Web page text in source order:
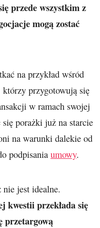
przede wszystkim z
mogą zostać
na przykład wśród
przygotowują się
w ramach swojej
porażki już na starcie
na warunki dalekie od
podpisania umowy.
jest idealne.
kwestii przekłada się
przetargową